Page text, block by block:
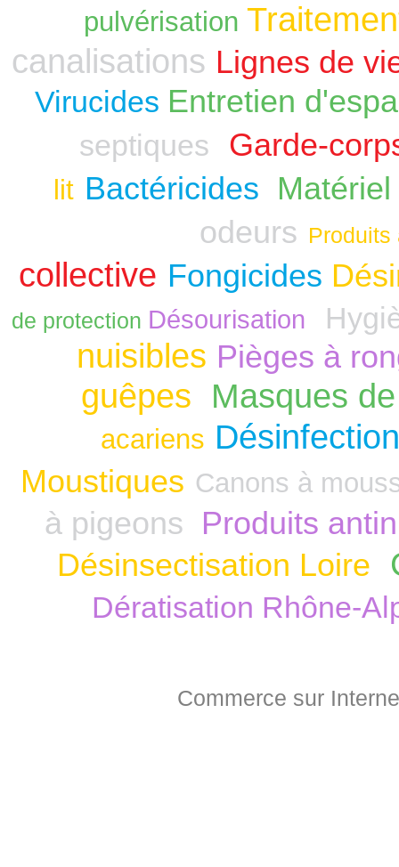
pulvérisation
canalisations Lignes de
Virucides Entretien
septiques Garde-
lit Bactéricides
odeurs Produits
collective Fongicides
de protection Désourisation
nuisibles Pièges à
guêpes Masques
acariens
Moustiques Canons à
à pigeons Produits
Désinsectisation Loire
Dératisation Rhône-
Commerce sur